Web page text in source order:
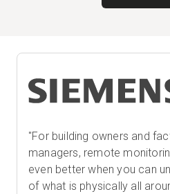
"For building owners and
managers, remote
even better when you can
of what is physically all